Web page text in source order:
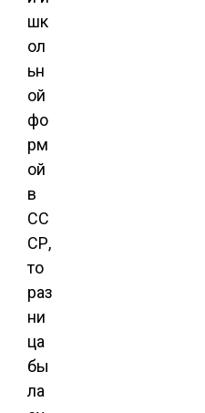
шк
ол
ьн
ой
фо
рм
ой
в
СС
СР,
то
раз
ни
ца
бы
ла